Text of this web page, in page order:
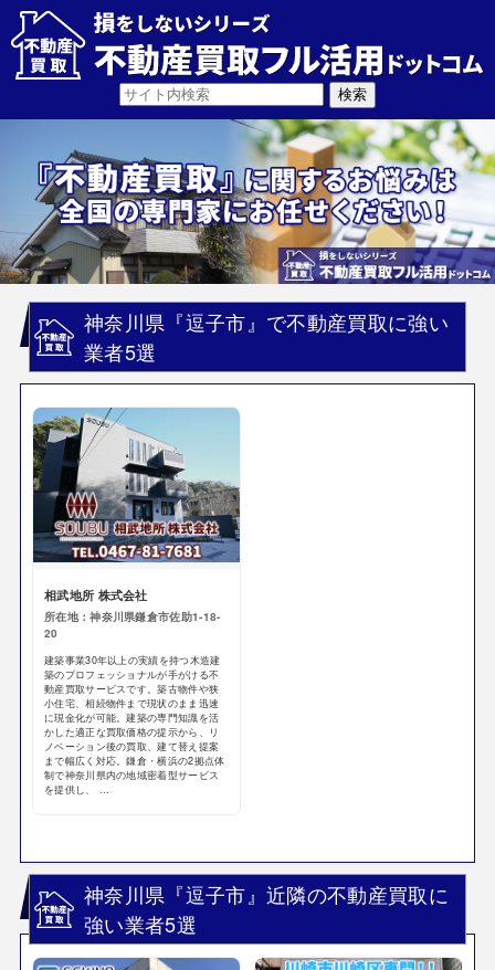
神奈川県『逗子市』で不動産買取に強い
業者5選
相武地所 株式会社
所在地：神奈川県鎌倉市佐助1-18-
20
建築事業30年以上の実績を持つ木造建
築のプロフェッショナルが手がける不
動産買取サービスです。築古物件や狭
小住宅、相続物件まで現状のまま迅速
に現金化が可能。建築の専門知識を活
かした適正な買取価格の提示から、リ
ノベーション後の買取、建て替え提案
まで幅広く対応。鎌倉・横浜の2拠点体
制で神奈川県内の地域密着型サービス
を提供し、 ...
神奈川県『逗子市』近隣の不動産買取に
強い業者5選